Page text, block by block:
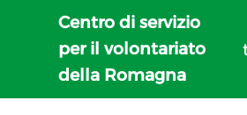
Centro di servizio
per il volontariato
della Romagna